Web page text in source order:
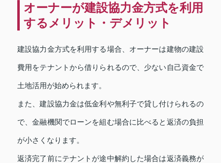
オーナーが建設協力金方式を利用
するメリット・デメリット
建設協力金方式を利用する場合、オーナーは建物の建設
費用をテナントから借りられるので、少ない自己資金で
土地活用が始められます。
また、建設協力金は低金利や無利子で貸し付けられるの
で、金融機関でローンを組む場合に比べると返済の負担
が小さくなります。
返済完了前にテナントが途中解約した場合は返済義務が